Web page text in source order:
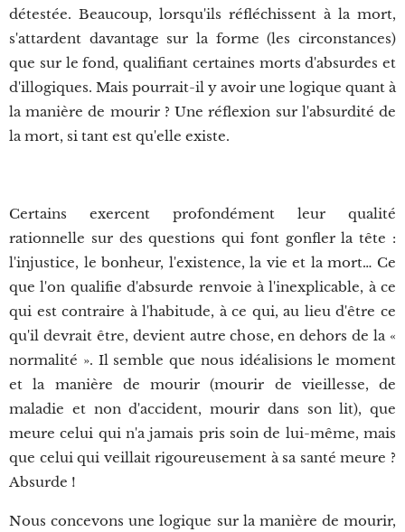
détestée. Beaucoup, lorsqu'ils réfléchissent à la mort,
s'attardent davantage sur la forme (les circonstances)
que sur le fond, qualifiant certaines morts d'absurdes et
d'illogiques. Mais pourrait-il y avoir une logique quant à
la manière de mourir ? Une réflexion sur l'absurdité de
la mort, si tant est qu'elle existe.
Certains exercent profondément leur qualité
rationnelle sur des questions qui font gonfler la tête :
l'injustice, le bonheur, l'existence, la vie et la mort… Ce
que l'on qualifie d'absurde renvoie à l'inexplicable, à ce
qui est contraire à l'habitude, à ce qui, au lieu d'être ce
qu'il devrait être, devient autre chose, en dehors de la «
normalité ». Il semble que nous idéalisions le moment
et la manière de mourir (mourir de vieillesse, de
maladie et non d'accident, mourir dans son lit), que
meure celui qui n'a jamais pris soin de lui-même, mais
que celui qui veillait rigoureusement à sa santé meure ?
Absurde !
Nous concevons une logique sur la manière de mourir,